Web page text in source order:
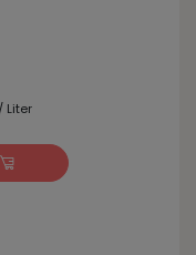
Liter